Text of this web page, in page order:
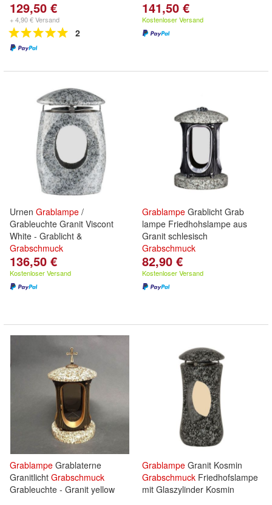
129,50 €
+ 4,90 € Versand
2
141,50 €
Kostenloser Versand
Urnen Grablampe /
Grableuchte Granit Viscont
White - Grablicht &
Grabschmuck
136,50 €
Kostenloser Versand
Grablampe Grablicht Grab
lampe Friedhohslampe aus
Granit schlesisch
Grabschmuck
82,90 €
Kostenloser Versand
Grablampe Grablaterne
Granitlicht Grabschmuck
Grableuchte - Granit yellow
Grablampe Granit Kosmin
Grabschmuck Friedhofslampe
mit Glaszylinder Kosmin